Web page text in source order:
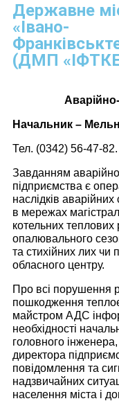
Державне
«Івано-
(ДМП
Начальник –
Тел. (0342) 56-47-82.
Завданням
підприємства є
наслідків
в мережах
котельних теплових
опалювального
та стихійних лих чи
обласного центру.
Про всі порушення
пошкодження
майстром АДС
необхідності
головного
директора
повідомлення та
надзвичайних
населення міста і